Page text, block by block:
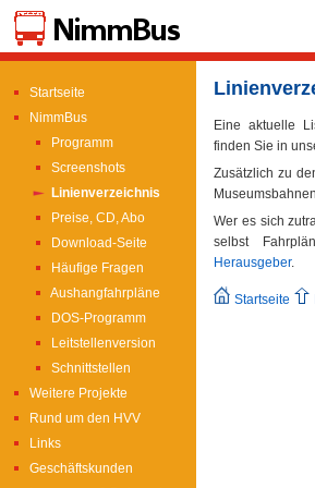
Startseite
NimmBus
Programm
Screenshots
Linienverzeichnis
Preise, CD, Abo
Download-Seite
Häufige Fragen
Aushangfahrpläne
DOS-Programm
Leitstellenversion
Schnittstellen
Weitere Projekte
Rund um den HVV
Links
Geschäftskunden
Eine aktuelle
finden Sie in
Zusätzlich zu
Wer es sich
selbst
Herausgeber.
Startseite